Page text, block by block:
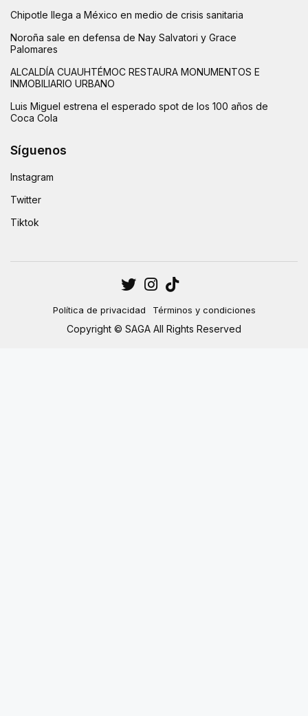
Chipotle llega a México en medio de crisis sanitaria
Noroña sale en defensa de Nay Salvatori y Grace
Palomares
ALCALDÍA CUAUHTÉMOC RESTAURA MONUMENTOS E
INMOBILIARIO URBANO
Luis Miguel estrena el esperado spot de los 100 años de
Coca Cola
Síguenos
Instagram
Twitter
Tiktok
Política de privacidad Términos y condiciones
Copyright © SAGA All Rights Reserved